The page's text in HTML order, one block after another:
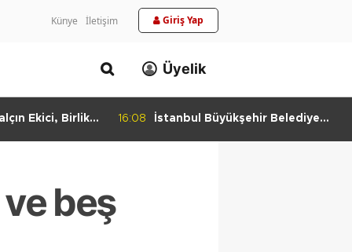
Künye İletişim Giriş Yap
Üyelik
Ekici, Birlikte
16:08
İstanbul Büyükşehir Belediye
beş